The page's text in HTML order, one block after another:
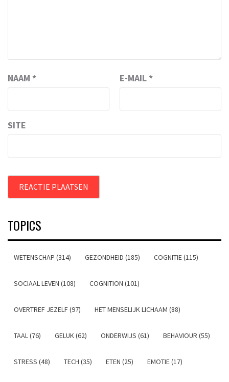
NAAM * E-MAIL *
SITE
TOPICS
WETENSCHAP (314) GEZONDHEID (185) COGNITIE (115)
SOCIAAL LEVEN (108) COGNITION (101)
OVERTREF JEZELF (97) HET MENSELIJK LICHAAM (88)
TAAL (76) GELUK (62) ONDERWIJS (61) BEHAVIOUR (55)
STRESS (48) TECH (35) ETEN (25) EMOTIE (17)